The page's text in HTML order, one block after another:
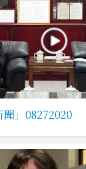
聞」08272020